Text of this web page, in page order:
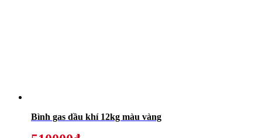
Bình gas dầu khí 12kg màu vàng